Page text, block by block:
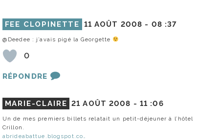
FEE CLOPINETTE 11 AOÛT 2008 - 08 :37
@Deedee : j’avais pigé la Georgette
0
RÉPONDRE
MARIE-CLAIRE 21 AOÛT 2008 - 11 :06
Un de mes premiers billets relatait un petit-déjeuner à l’hôtel
Crillon.
abrideabattue.blogspot.co…